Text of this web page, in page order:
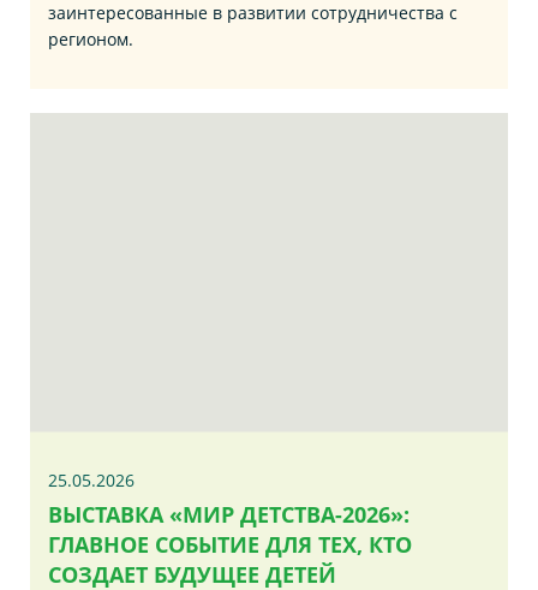
заинтересованные в развитии сотрудничества с
регионом.
25.05.2026
ВЫСТАВКА «МИР ДЕТСТВА-2026»:
ГЛАВНОЕ СОБЫТИЕ ДЛЯ ТЕХ, КТО
СОЗДАЕТ БУДУЩЕЕ ДЕТЕЙ